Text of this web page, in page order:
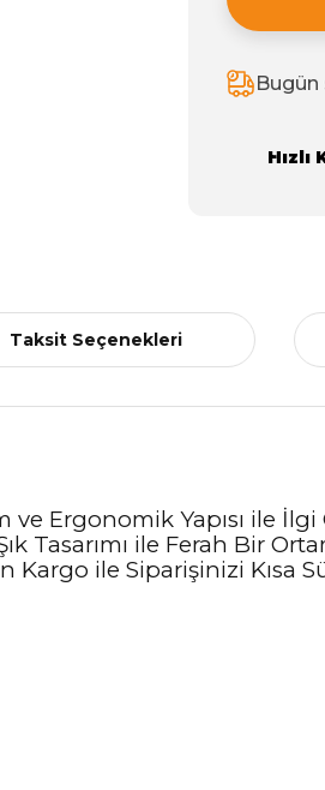
Bugün
Hızlı
Taksit Seçenekleri
Ergonomik Yapısı ile
Tasarımı ile Ferah Bir
Kargo ile Siparişinizi Kısa